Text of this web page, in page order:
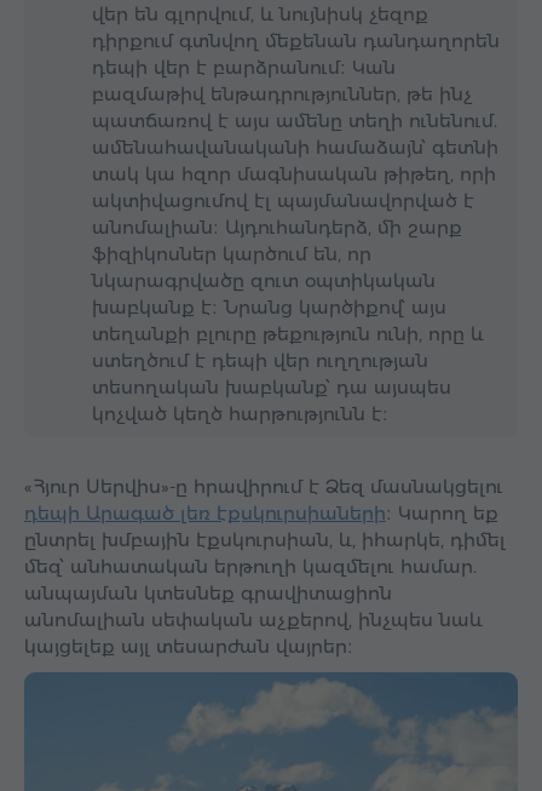
վեր են գլորվում, և նույնիսկ չեզոք
դիրքում գտնվող մեքենան դանդաղորեն
դեպի վեր է բարձրանում։ Կան
բազմաթիվ ենթադրություններ, թե ինչ
պատճառով է այս ամենը տեղի ունենում.
ամենահավանականի համաձայն՝ գետնի
տակ կա հզոր մագնիսական թիթեղ, որի
ակտիվացումով էլ պայմանավորված է
անոմալիան։ Այդուհանդերձ, մի շարք
ֆիզիկոսներ կարծում են, որ
նկարագրվածը զուտ օպտիկական
խաբկանք է։ Նրանց կարծիքով՝ այս
տեղանքի բլուրը թեքություն ունի, որը և
ստեղծում է դեպի վեր ուղղության
տեսողական խաբկանք՝ դա այսպես
կոչված կեղծ հարթությունն է։
«Հյուր Սերվիս»-ը հրավիրում է Ձեզ մասնակցելու
դեպի Արագած լեռ էքսկուրսիաների։ Կարող եք
ընտրել խմբային էքսկուրսիան, և, իհարկե, դիմել
մեզ՝ անհատական երթուղի կազմելու համար.
անպայման կտեսնեք գրավիտացիոն
անոմալիան սեփական աչքերով, ինչպես նաև
կայցելեք այլ տեսարժան վայրեր։